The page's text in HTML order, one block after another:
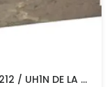
MODELO ESCALA 1/48 BELL 412EP /AB212 / UH1N DE LA FUERZA AEREA DE EL SALVADOR